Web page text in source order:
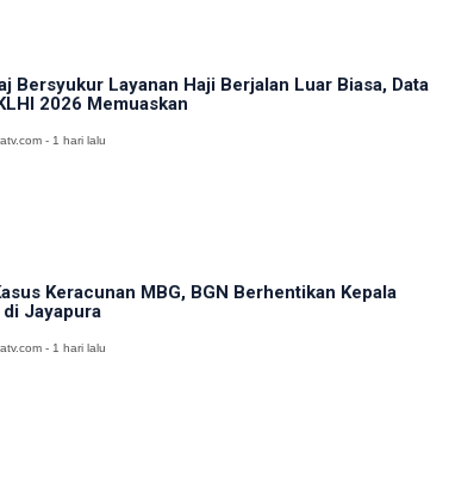
Bersyukur Layanan Haji Berjalan Luar Biasa, Data
2026 Memuaskan
- 1 hari lalu
Keracunan MBG, BGN Berhentikan Kepala
di Jayapura
- 1 hari lalu